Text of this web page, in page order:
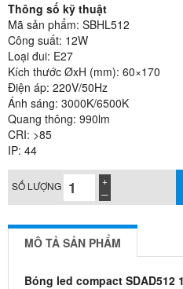
Thông số kỹ thuật
Mã sản phẩm: SBHL512
Công suất: 12W
Loại đui: E27
Kích thước ØxH (mm): 60×170
Điện áp: 220V/50Hz
Ánh sáng: 3000K/6500K
Quang thông: 990lm
CRI: >85
IP: 44
SỐ LƯỢNG
MÔ TẢ SẢN PHẨM
Bóng led compact SDAD512